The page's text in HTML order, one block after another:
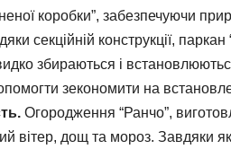
коробки”, забезпечуючи
секційній конструкції,
збираються і
зекономити на
Огородження “Ранчо”,
вітер, дощ та мороз. Завдяки